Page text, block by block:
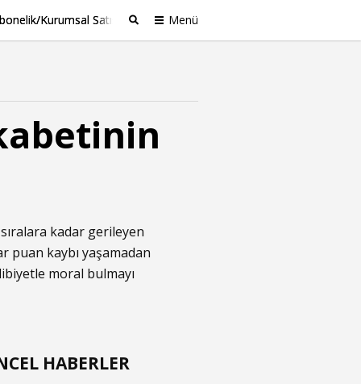
Kurumsal Satış Menü
kadar gerileyen
puan kaybı yaşamadan
moral bulmayı
HABERLER